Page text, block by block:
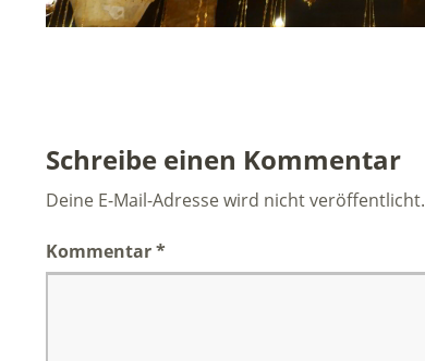
Schreibe einen Kommentar
Deine E-Mail-Adresse wird nicht veröffentlicht.
Kommentar*